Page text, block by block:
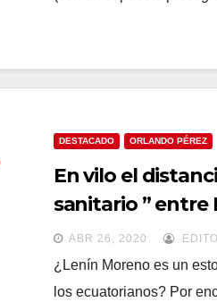
DESTACADO ORLANDO PÉREZ
En vilo el
sanitario ” entre
ABR 26, 2020
¿Lenín Moreno es un
los ecuatorianos? Por